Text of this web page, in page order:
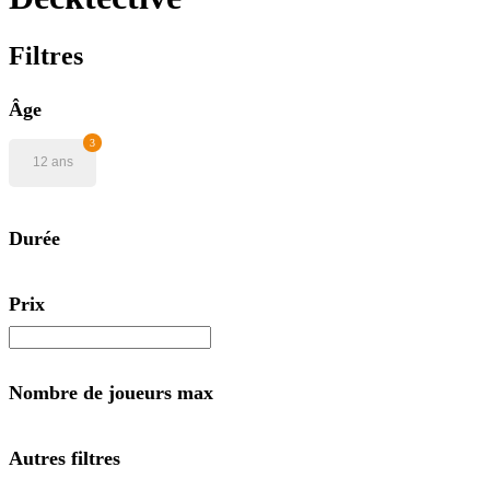
Filtres
Âge
3
12 ans
Durée
Prix
Nombre de joueurs max
Autres filtres